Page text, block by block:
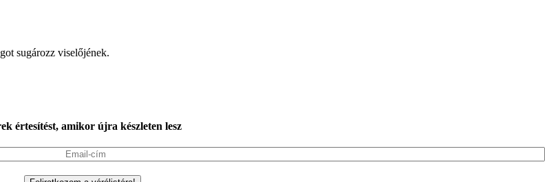
sugározz viselőjének.
értesítést, amikor újra készleten lesz